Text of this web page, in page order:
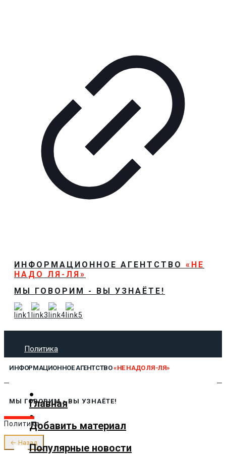
ИНФОРМАЦИОННОЕ АГЕНТСТВО «НЕ
НАДО ЛЯ-ЛЯ»
МЫ ГОВОРИМ - ВЫ УЗНАЁТЕ!
Политика
Технологии
Предложить новость
О нас
ИНФОРМАЦИОННОЕ АГЕНТСТВО«НЕ НАДО ЛЯ-ЛЯ»
Главная
Добавить материал
Популярные новости
МЫ ГОВОРИМ - ВЫ УЗНАЁТЕ!
Политика
← Назад